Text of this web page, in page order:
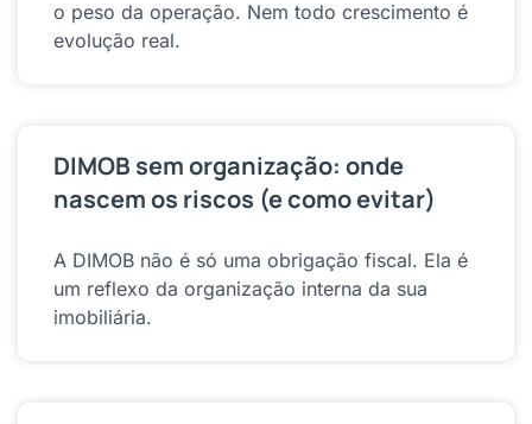
o peso da operação. Nem todo crescimento é
evolução real.
DIMOB sem organização: onde
nascem os riscos (e como evitar)
A DIMOB não é só uma obrigação fiscal. Ela é
um reflexo da organização interna da sua
imobiliária.